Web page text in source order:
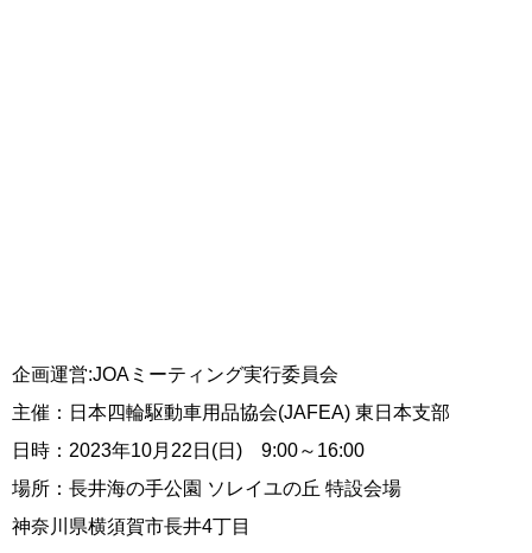
企画運営:JOAミーティング実行委員会
主催：日本四輪駆動車用品協会(JAFEA) 東日本支部
日時：2023年10月22日(日) 9:00～16:00
場所：長井海の手公園 ソレイユの丘 特設会場
神奈川県横須賀市長井4丁目